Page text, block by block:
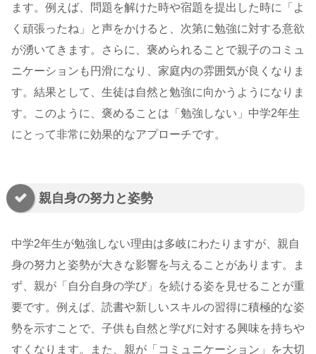
ます。例えば、問題を解けた時や宿題を提出した時に「よ
く頑張ったね」と声をかけると、次第に勉強に対する意欲
が湧いてきます。さらに、褒められることで親子のコミュ
ニケーションも円滑になり、家庭内の雰囲気が良くなりま
す。結果として、生徒は自然と勉強に向かうようになりま
す。このように、褒めることは「勉強しない」中学2年生
にとって非常に効果的なアプローチです。
親自身の努力と姿勢
中学2年生が勉強しない理由は多岐にわたりますが、親自
身の努力と姿勢が大きな影響を与えることがあります。ま
ず、親が「自分自身の学び」を続ける姿を見せることが重
要です。例えば、読書や新しいスキルの習得に積極的な姿
勢を示すことで、子供も自然と学びに対する興味を持ちや
すくなります。また、親が「コミュニケーション」を大切